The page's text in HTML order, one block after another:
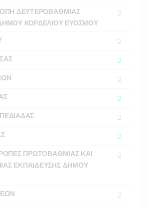
ΔΕΥΤΕΡΟΒΑΘΜΙΑΣ
ΚΟΡΔΕΛΙΟΥ ΕΥΟΣΜΟΥ
2
2
2
2
2
2
2
ΠΡΩΤΟΒΑΘΜΙΑΣ ΚΑΙ
ΕΚΠΑΙΔΕΥΣΗΣ ΔΗΜΟΥ
2
2